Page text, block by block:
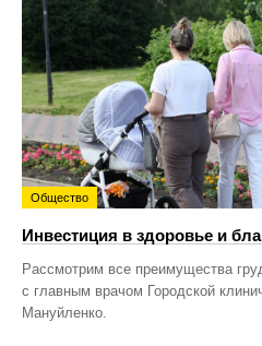
Общество
Инвестиция в здоровье и
Рассмотрим все преимущества
с главным врачом Городской
Мануйленко.